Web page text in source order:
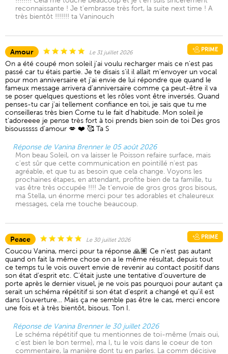
reconnaissante ! Je t'embrasse très fort, la suite next time ! A
très bientôt !!!!!!! ta Vaninouch
Amour Le 31 juillet 2026 PRIME
On a été coupé mon soleil j'ai voulu recharger mais ce n'est pas
passé car tu étais partie. Je te disais s'il il allait m'envoyer un vocal
pour mon anniversaire et j'ai envie de lui répondre que quand le
fameux message arrivera d'anniversaire comme ça peut-être il va
se poser quelques questions et les rôles vont être inversés. Quand
penses-tu car j'ai tellement confiance en toi, je sais que tu me
conseilleras très bien Come tu le fait d'habitude. Mon soleil je
t'adoreeee je pense très fort à toi prends bien soin de toi Des gros
bisousssss d'amour 💋 ❤️ 🥰 Ta S
Réponse de Vanina Brenner le 05 août 2026
Mon beau Soleil, on va laisser le Poisson refaire surface, mais
c'est sûr que cette communication en pointillé n'est pas
agréable, et que tu as besoin que cela change. Voyons les
prochaines étapes, en attendant, profite bien de ta famille, tu
vas être très occupée !!!! Je t'envoie de gros gros gros bisous,
ma Stella, un énorme merci pour tes adorables et chaleureux
messages, cela me touche beaucoup.
Peace Le 30 juillet 2026 PRIME
Coucou Vanina, merci pour ta réponse 🙏🏽 Ce n’est pas autant
quand on fait la même chose on a le même résultat, depuis tout
ce temps tu le vois ouvert envie de revenir au contact positif dans
son état d’esprit etc. C’était juste une tentative d’ouverture de
porte après le dernier visuel, je ne vois pas pourquoi pour autant ça
serait un schéma répétitif si son état d’esprit a changé et qu’il est
dans l’ouverture… Mais ça ne semble pas être le cas, merci encore
une fois et à très bientôt, bisous. Ton I.
Réponse de Vanina Brenner le 30 juillet 2026
Le schéma répétitif que tu mentionnes de toi-même (mais oui,
c'est bien le bon terme), ma I, tu le vois dans le coeur de ton
commentaire, la manière dont tu en parles. La comm décisive